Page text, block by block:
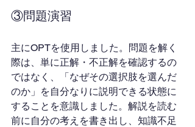
③問題演習
主にOPTを使用しました。問題を解く
際は、単に正解・不正解を確認するの
ではなく、「なぜその選択肢を選んだ
のか」を自分なりに説明できる状態に
することを意識しました。解説を読む
前に自分の考えを書き出し、知識不足